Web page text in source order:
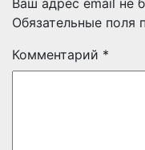
Ваш адрес email не
Обязательные поля
Комментарий *